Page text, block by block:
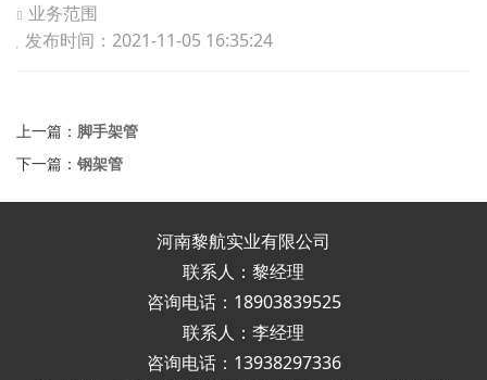
业务范围
发布时间：2021-11-05 16:35:24
上一篇： 脚手架管
下一篇： 钢架管
河南黎航实业有限公司
联系人：黎经理
咨询电话：18903839525
联系人：李经理
咨询电话：13938297336